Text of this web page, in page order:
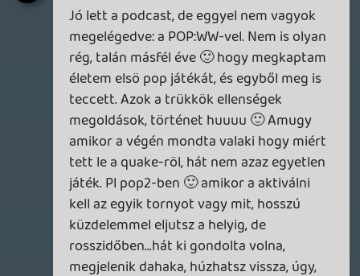
Oldern 2007.04.16 23:14:43
antaru 2007.04.16 23:21:05 #0omum
"Persze, lehet hogy nem olyan jó a hang, de
kit érdekel? Én ezeket amúgy is hang
nélkül szoktam játszani - nem a hang teszi
a jó stratégiát. ÚGyhogy : )"
Szerintem lassan csukott szemmel kellene
játszanod (és persze hang nélkül) úgy is
stratégia maradna, csak a kihívás lenne
picit nagyobb. :P:P:P
Oldern 2007.04.16 23:14:43
antaru 2007.04.16 23:19:52 #0omul